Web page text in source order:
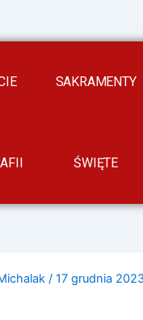
SAKRAMENTY
ŚWIĘTE
/17 grudnia